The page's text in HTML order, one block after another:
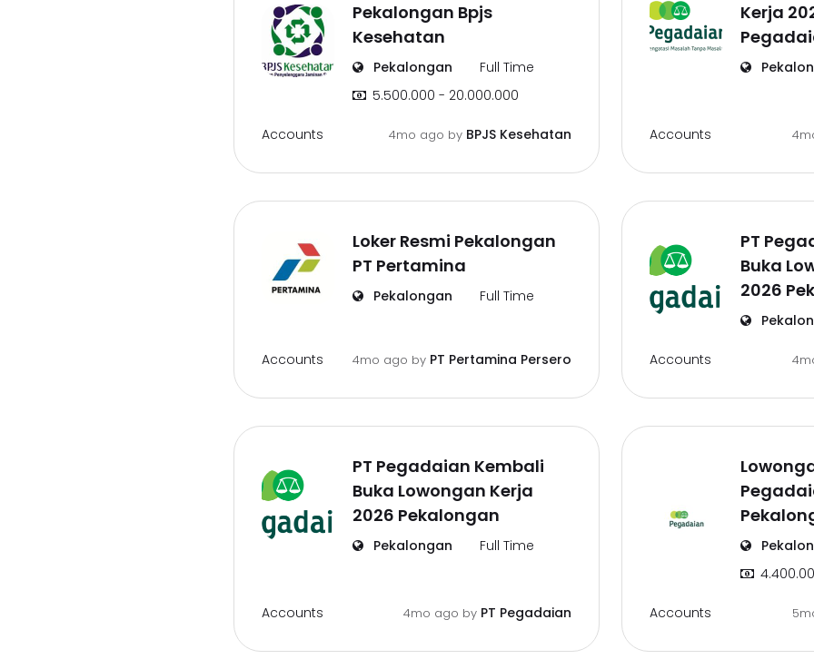
Pekalongan Bpjs
Kesehatan
Pekalongan
Full Time
5.500.000 - 20.000.000
Accounts 4mo ago by BPJS Kesehatan
Kerja
Accounts
Loker Resmi Pekalongan
PT Pertamina
Pekalongan Full Time
Accounts 4mo ago by PT Pertamina Persero
PT
Buka
2026
Accounts
PT Pegadaian Kembali
Buka Lowongan Kerja
2026 Pekalongan
Pekalongan Full Time
Accounts 4mo ago by PT Pegadaian Accounts